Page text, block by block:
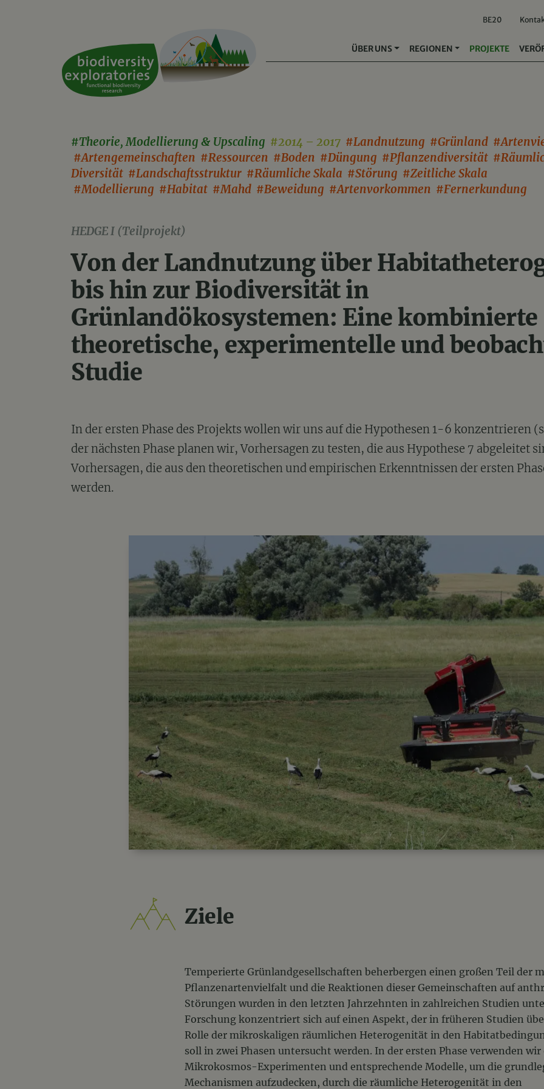
BE20
ÜBER UNS REGIONEN PROJEKTE
#Theorie, Modellierung & Upscaling #2014 – 2017 #Landnutzung #Grünland
#Artengemeinschaften #Ressourcen #Boden #Düngung #Pflanzendiversität
Diversität #Landschaftsstruktur #Räumliche Skala #Störung #Zeitliche Skala
#Modellierung #Habitat #Mahd #Beweidung #Artenvorkommen #Fernerkundung
HEDGE I (Teilprojekt)
Von der Landnutzung über
bis hin zur Biodiversität in
Grünlandökosystemen: Eine kombinierte
theoretische, experimentelle und
Studie
In der ersten Phase des Projekts wollen wir uns auf die Hypothesen 1-6 konzentrieren
der nächsten Phase planen wir, Vorhersagen zu testen, die aus Hypothese 7 abgeleitet
Vorhersagen, die aus den theoretischen und empirischen Erkenntnissen der ersten
werden.
Ziele
Temperierte Grünlandgesellschaften beherbergen einen großen Teil der
Pflanzenartenvielfalt und die Reaktionen dieser Gemeinschaften auf
Störungen wurden in den letzten Jahrzehnten in zahlreichen Studien
Forschung konzentriert sich auf einen Aspekt, der in früheren Studien
Rolle der mikroskaligen räumlichen Heterogenität in den
soll in zwei Phasen untersucht werden. In der ersten Phase verwenden wir
Mikrokosmos-Experimenten und entsprechende Modelle, um die
Mechanismen aufzudecken, durch die räumliche Heterogenität in den